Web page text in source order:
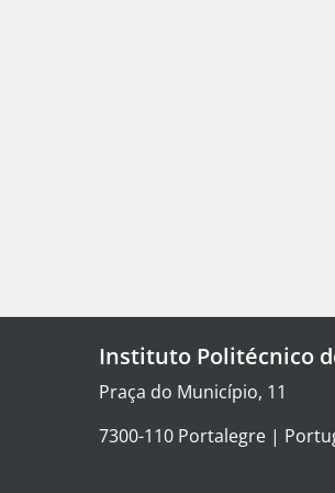
Instituto Politécnico
Praça do Município, 11
7300-110 Portalegre |